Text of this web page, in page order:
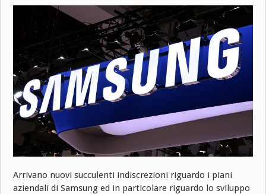
Arrivano nuovi succulenti indiscrezioni riguardo i piani
aziendali di Samsung ed in particolare riguardo lo sviluppo